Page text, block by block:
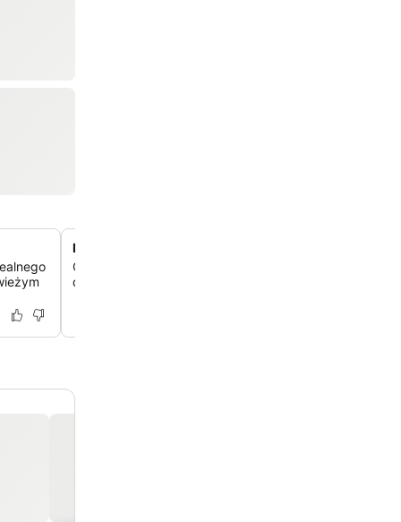
Rodzinny plac zabaw pod dachem
Odkryj nowoczesną bawialnię, która oferuje specjalną
dzieci i rodzin, aby zrelaksować się i cieszyć różnymi